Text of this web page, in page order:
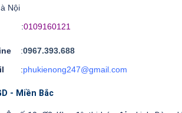
Nội
:0109160121
:0967.393.688
:phukienong247@gmail.com
- Miền Bắc